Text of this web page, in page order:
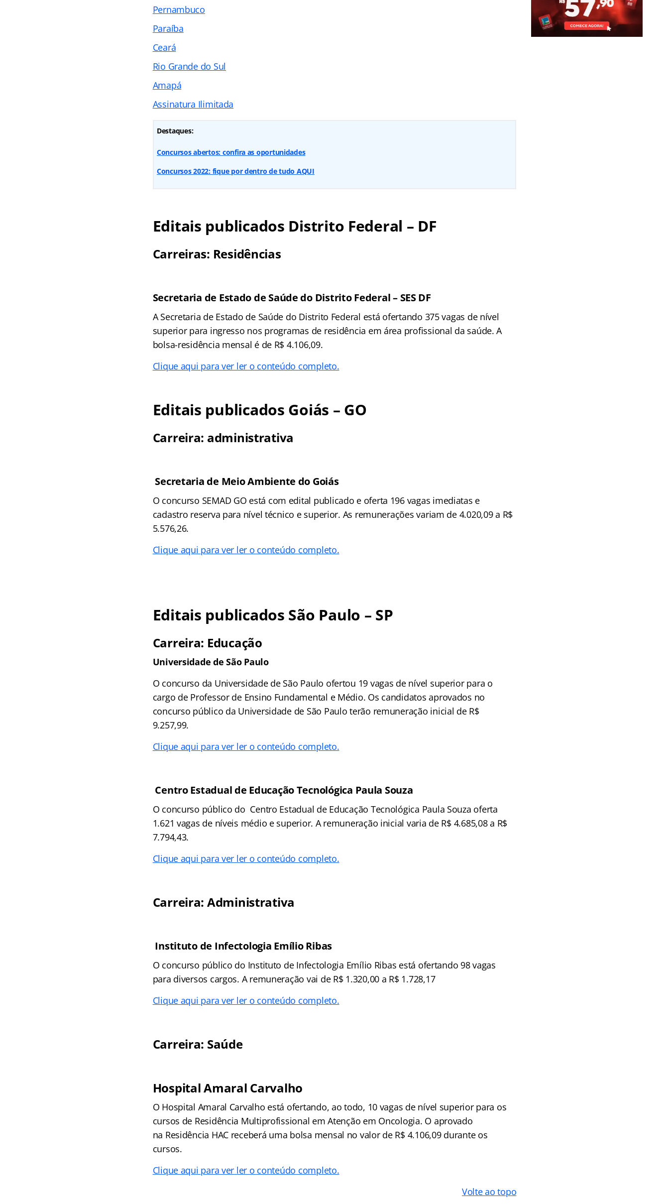
Pernambuco
Paraíba
Ceará
Rio Grande do Sul
Amapá
Assinatura Ilimitada
Destaques:
Concursos abertos: confira as oportunidades
Concursos 2022: fique por dentro de tudo AQUI
Editais publicados Distrito Federal – DF
Carreiras: Residências
Secretaria de Estado de Saúde do Distrito Federal – SES DF
A Secretaria de Estado de Saúde do Distrito Federal está ofertando 375 vagas de nível
superior para ingresso nos programas de residência em área profissional da saúde. A
bolsa-residência mensal é de R$ 4.106,09.
Clique aqui para ver ler o conteúdo completo.
Editais publicados Goiás – GO
Carreira: administrativa
Secretaria de Meio Ambiente do Goiás
O concurso SEMAD GO está com edital publicado e oferta 196 vagas imediatas e
cadastro reserva para nível técnico e superior. As remunerações variam de 4.020,09 a R$
5.576,26.
Clique aqui para ver ler o conteúdo completo.
Editais publicados São Paulo – SP
Carreira: Educação
Universidade de São Paulo
O concurso da Universidade de São Paulo ofertou 19 vagas de nível superior para o
cargo de Professor de Ensino Fundamental e Médio. Os candidatos aprovados no
concurso público da Universidade de São Paulo terão remuneração inicial de R$
9.257,99.
Clique aqui para ver ler o conteúdo completo.
Centro Estadual de Educação Tecnológica Paula Souza
O concurso público do Centro Estadual de Educação Tecnológica Paula Souza oferta
1.621 vagas de níveis médio e superior. A remuneração inicial varia de R$ 4.685,08 a R$
7.794,43.
Clique aqui para ver ler o conteúdo completo.
Carreira: Administrativa
Instituto de Infectologia Emílio Ribas
O concurso público do Instituto de Infectologia Emílio Ribas está ofertando 98 vagas
para diversos cargos. A remuneração vai de R$ 1.320,00 a R$ 1.728,17
Clique aqui para ver ler o conteúdo completo.
Carreira: Saúde
Hospital Amaral Carvalho
O Hospital Amaral Carvalho está ofertando, ao todo, 10 vagas de nível superior para os
cursos de Residência Multiprofissional em Atenção em Oncologia. O aprovado
na Residência HAC receberá uma bolsa mensal no valor de R$ 4.106,09 durante os
cursos.
Clique aqui para ver ler o conteúdo completo.
Volte ao topo